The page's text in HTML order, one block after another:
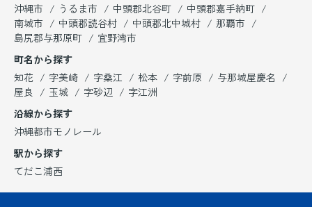
沖縄市
うるま市 中頭郡北谷町
中頭郡嘉手納町
南城市
中頭郡読谷村 中頭郡北中城村
那覇市
島尻郡与那原町
宜野湾市
町名から探す
知花
字美崎 字桑江 松本 字前原
与那城屋慶名
屋良
玉城 字砂辺
字江洲
沿線から探す
沖縄都市モノレール
駅から探す
てだこ浦西